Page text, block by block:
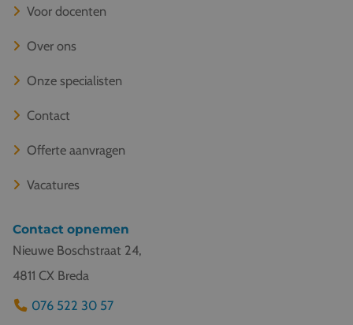
Voor docenten
Over ons
Onze specialisten
Contact
Offerte aanvragen
Vacatures
Contact opnemen
Nieuwe Boschstraat 24,
4811 CX Breda
076 522 30 57